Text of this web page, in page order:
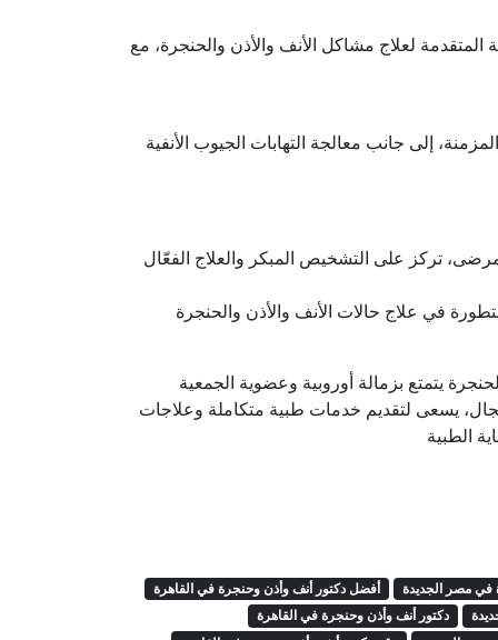
لعلاج مشاكل الأنف والأذن والحنجرة، مع
إلى جانب معالجة التهابات الجيوب الأنفية
تركز على التشخيص المبكر والعلاج الفعّال
في علاج حالات الأنف والأذن والحنجرة
يتمتع بزمالة أوروبية وعضوية الجمعية
يسعى لتقديم خدمات طبية متكاملة وعلاجات
الطبية
في مصر الجديدة
أفضل دكتور أنف وأذن وحنجرة في القاهرة
دكتور أنف وأذن وحنجرة في القاهرة